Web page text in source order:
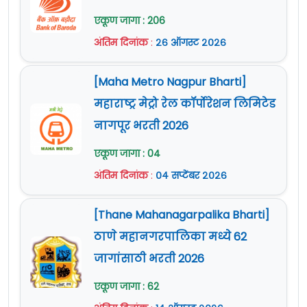
शुल्क :शुल्क नाही
वेतनमान (Pay Scale) :नियमानुसार.
नोकरी ठिकाण :पुणे(महाराष्ट्र)
अर्ज पाठविण्याचा पत्ता :दिलेल्या संबंधित पत्त्यावर
(जाहिरात पाहा)
जाहिरात (Notification) :
Official Site :www.dogr.icar.gov.in
How to Apply For ICAR DOGR
Jobs 2024 :
या भरतीकरिता अर्ज ऑफलाईन (दिलेल्या
एकूण जागा : 206
अंतिम दिनांक: २६ ऑगस्ट २०२६
[Maha Metro Nagpur Bharti]
महाराष्ट्र मेट्रो रेल कॉर्पोरेशन लिमिटेड
नागपूर भरती 2026
एकूण जागा : 04
अंतिम दिनांक: ०४ सप्टेंबर २०२६
[Thane Mahanagarpalika Bharti]
ठाणे महानगरपालिका मध्ये 62
जागांसाठी भरती 2026
एकूण जागा : 62